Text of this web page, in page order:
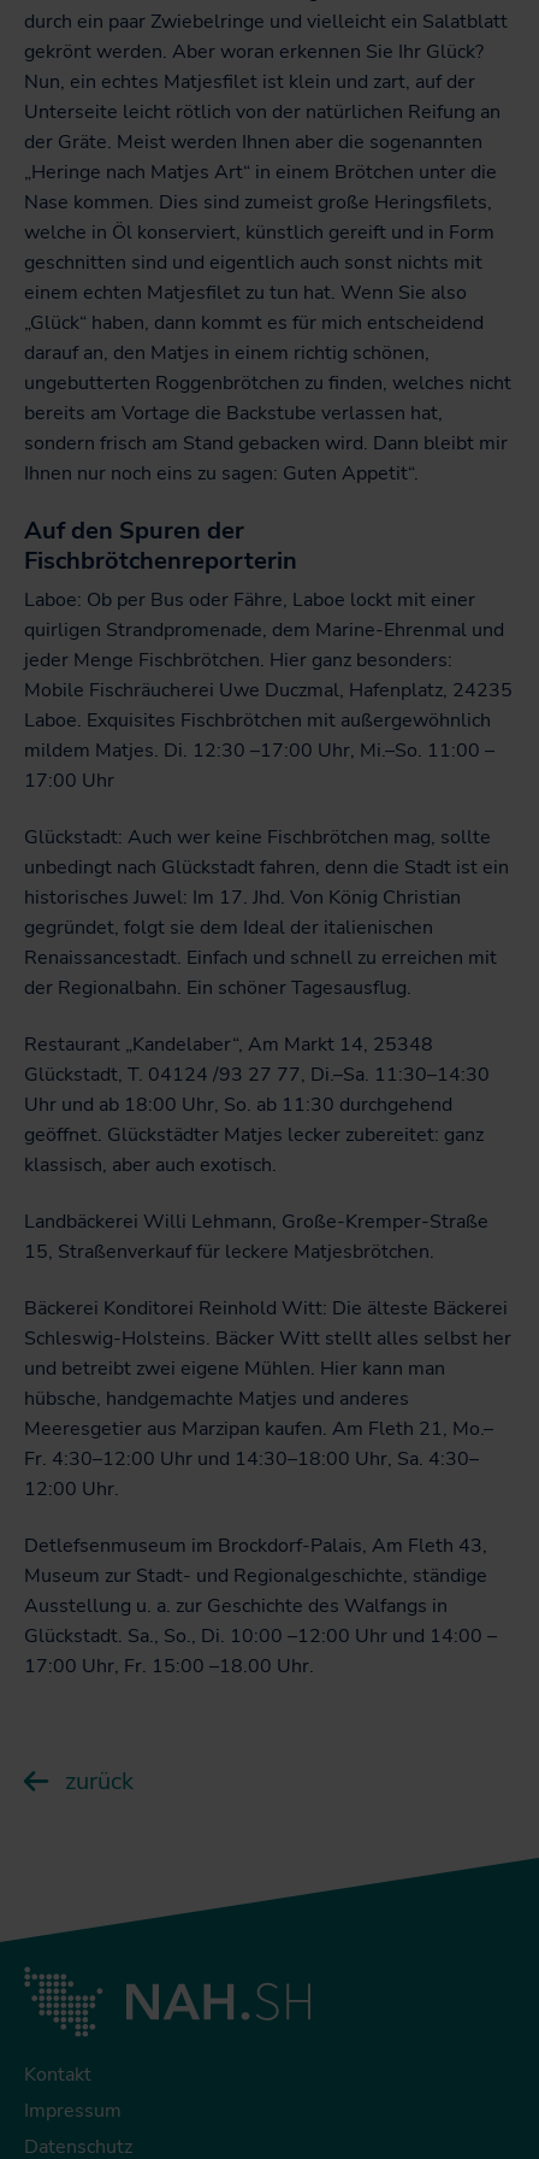
durch ein paar Zwiebelringe und vielleicht ein Salatblatt
gekrönt werden. Aber woran erkennen Sie Ihr Glück?
Nun, ein echtes Matjesfilet ist klein und zart, auf der
Unterseite leicht rötlich von der natürlichen Reifung an
der Gräte. Meist werden Ihnen aber die sogenannten
„Heringe nach Matjes Art“ in einem Brötchen unter die
Nase kommen. Dies sind zumeist große Heringsfilets,
welche in Öl konserviert, künstlich gereift und in Form
geschnitten sind und eigentlich auch sonst nichts mit
einem echten Matjesfilet zu tun hat. Wenn Sie also
„Glück“ haben, dann kommt es für mich entscheidend
darauf an, den Matjes in einem richtig schönen,
ungebutterten Roggenbrötchen zu finden, welches nicht
bereits am Vortage die Backstube verlassen hat,
sondern frisch am Stand gebacken wird. Dann bleibt mir
Ihnen nur noch eins zu sagen: Guten Appetit“.
Auf den Spuren der
Fischbrötchenreporterin
Laboe: Ob per Bus oder Fähre, Laboe lockt mit einer
quirligen Strandpromenade, dem Marine-Ehrenmal und
jeder Menge Fischbrötchen. Hier ganz besonders:
Mobile Fischräucherei Uwe Duczmal, Hafenplatz, 24235
Laboe. Exquisites Fischbrötchen mit außergewöhnlich
mildem Matjes. Di. 12:30 –17:00 Uhr, Mi.–So. 11:00 –
17:00 Uhr
Glückstadt: Auch wer keine Fischbrötchen mag, sollte
unbedingt nach Glückstadt fahren, denn die Stadt ist ein
historisches Juwel: Im 17. Jhd. Von König Christian
gegründet, folgt sie dem Ideal der italienischen
Renaissancestadt. Einfach und schnell zu erreichen mit
der Regionalbahn. Ein schöner Tagesausflug.
Restaurant „Kandelaber“, Am Markt 14, 25348
Glückstadt, T. 04124 /93 27 77, Di.–Sa. 11:30–14:30
Uhr und ab 18:00 Uhr, So. ab 11:30 durchgehend
geöffnet. Glückstädter Matjes lecker zubereitet: ganz
klassisch, aber auch exotisch.
Landbäckerei Willi Lehmann, Große-Kremper-Straße
15, Straßenverkauf für leckere Matjesbrötchen.
Bäckerei Konditorei Reinhold Witt: Die älteste Bäckerei
Schleswig-Holsteins. Bäcker Witt stellt alles selbst her
und betreibt zwei eigene Mühlen. Hier kann man
hübsche, handgemachte Matjes und anderes
Meeresgetier aus Marzipan kaufen. Am Fleth 21, Mo.–
Fr. 4:30–12:00 Uhr und 14:30–18:00 Uhr, Sa. 4:30–
12:00 Uhr.
Detlefsenmuseum im Brockdorf-Palais, Am Fleth 43,
Museum zur Stadt- und Regionalgeschichte, ständige
Ausstellung u. a. zur Geschichte des Walfangs in
Glückstadt. Sa., So., Di. 10:00 –12:00 Uhr und 14:00 –
17:00 Uhr, Fr. 15:00 –18.00 Uhr.
zurück
Kontakt
Impressum
Datenschutz